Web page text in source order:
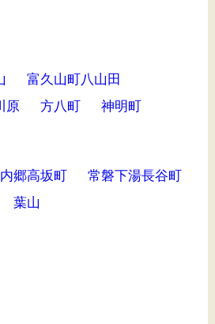
富久山町八山田
原
方八町 神明町
内郷高坂町
常磐下湯長谷町
葉山